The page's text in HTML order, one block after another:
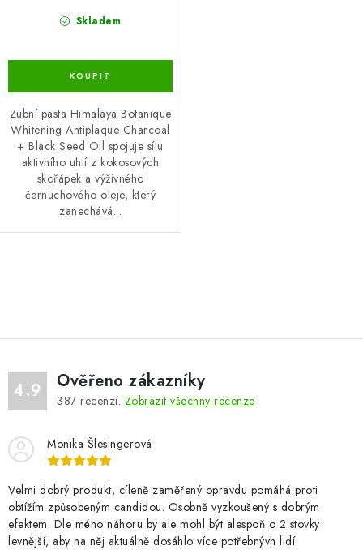
Skladem
Zubní pasta Himalaya Botanique
Whitening Antiplaque Charcoal
+ Black Seed Oil spojuje sílu
aktivního uhlí z kokosových
skořápek a výživného
černuchového oleje, který
zanechává...
á
d
a
c
p
v
k
y
4.9 Ověřeno zákazníky
387 recenzí. Zobrazit všechny recenze
Monika Šlesingerová
Velmi dobrý produkt, cíleně zaměřený opravdu pomáhá proti
obtížím způsobeným candidou. Osobně vyzkoušený s dobrým
efektem. Dle mého náhoru by ale mohl být alespoň o 2 stovky
levnější, aby na něj aktuálně dosáhlo více potřebnývh lidí